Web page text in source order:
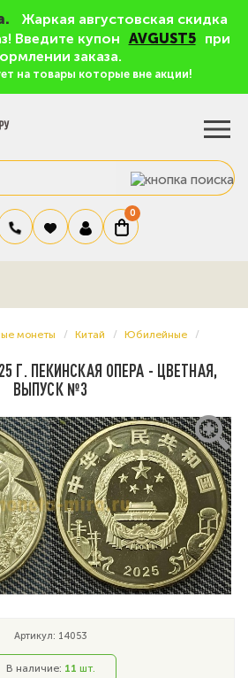
Жаркая августовская скидка
Введите купон AVGUST5
при
заказа.
на товары которые вне акции!
0
монеты Китай Юбилейные
Г. ПЕКИНСКАЯ ОПЕРА - ЦВЕТНАЯ,
ВЫПУСК №3
Артикул: 14053
В наличие: 11 шт.